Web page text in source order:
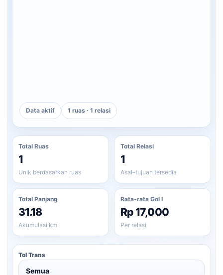
Data aktif 1 ruas · 1 relasi
Total Ruas
1
Unik berdasarkan ruas
Total Relasi
1
Asal–tujuan tersedia
Total Panjang
31.18
Akumulasi km
Rata-rata Gol I
Rp 17,000
Per relasi
Tol Trans